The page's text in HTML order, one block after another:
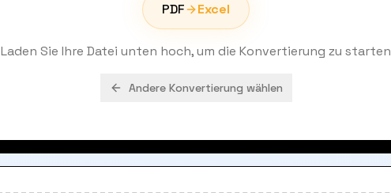
PDF Excel
Laden Sie Ihre Datei unten hoch, um die Konvertierung zu starten
Andere Konvertierung wählen